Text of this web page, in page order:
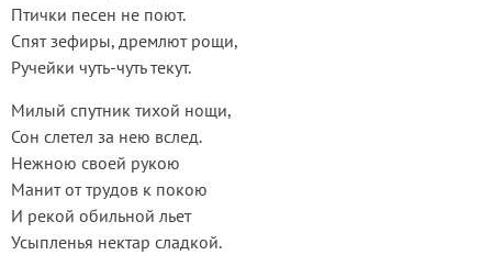
Птички песен не поют.
Спят зефиры, дремлют рощи,
Ручейки чуть-чуть текут.
Милый спутник тихой нощи,
Сон слетел за нею вслед.
Нежною своей рукою
Манит от трудов к покою
И рекой обильной льет
Усыпленья нектар сладкой.